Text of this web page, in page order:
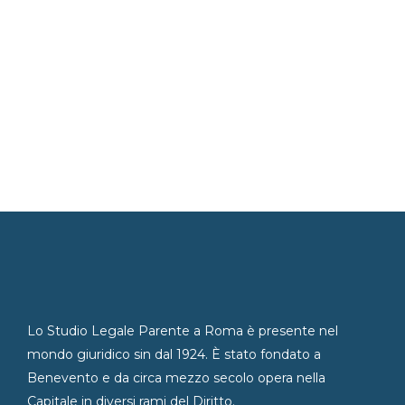
Lo Studio Legale Parente a Roma è presente nel
mondo giuridico sin dal 1924. È stato fondato a
Benevento e da circa mezzo secolo opera nella
Capitale in diversi rami del Diritto.